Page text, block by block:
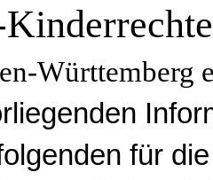
Württemberg
für